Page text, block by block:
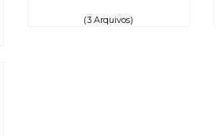
(3 Arquivos)